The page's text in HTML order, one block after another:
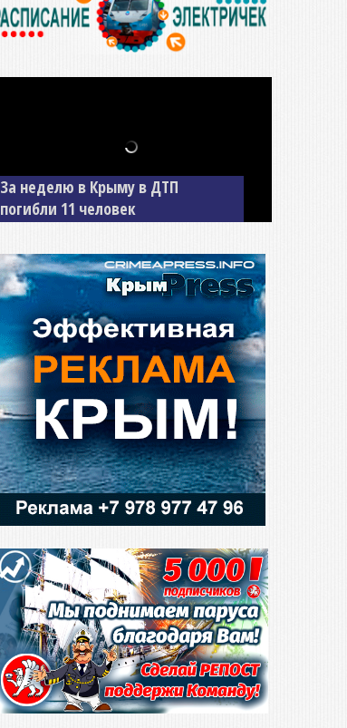
В Джанкое водитель ВАЗа сбил
двух детей на «зебре»